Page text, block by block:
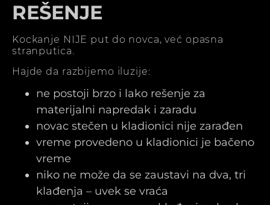
REŠENJE
Kockanje NIJE put do novca, već opasna
stranputica.
Hajde da razbijemo iluzije:
ne postoji brzo i lako rešenje za
materijalni napredak i zaradu
novac stečen u kladionici nije zarađen
vreme provedeno u kladionici je bačeno
vreme
niko ne može da se zaustavi na dva, tri
klađenja – uvek se vraća